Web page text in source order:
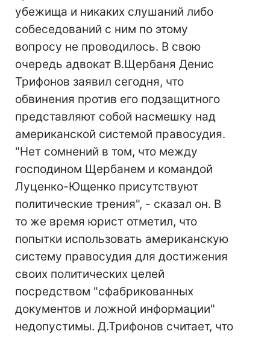
убежища и никаких слушаний либо
собеседований с ним по этому
вопросу не проводилось. В свою
очередь адвокат В.Щербаня Денис
Трифонов заявил сегодня, что
обвинения против его подзащитного
представляют собой насмешку над
американской системой правосудия.
"Нет сомнений в том, что между
господином Щербанем и командой
Луценко-Ющенко присутствуют
политические трения", - сказал он. В
то же время юрист отметил, что
попытки использовать американскую
систему правосудия для достижения
своих политических целей
посредством "сфабрикованных
документов и ложной информации"
недопустимы. Д.Трифонов считает, что